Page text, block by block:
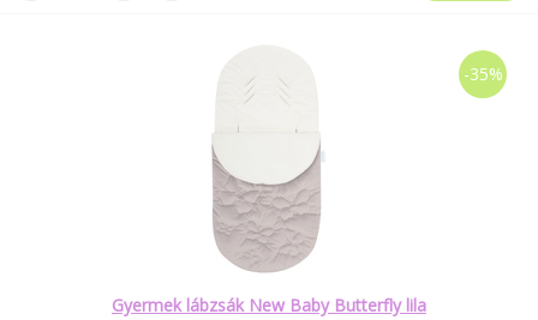
-35%
Gyermek lábzsák New Baby Butterfly lila